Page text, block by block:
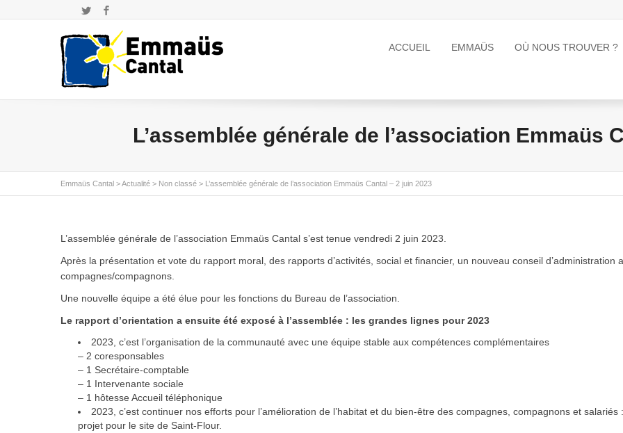
Twitter
ACCUEIL EMMAÜS OÙ NOUS TROUVER ?
L’assemblée générale de l’association Emmaüs
Emmaüs Cantal >Actualité > Non classé > L’assemblée générale de l’association Emmaüs Cantal – 2 juin 2023
L’assemblée générale de l’association Emmaüs Cantal s’est tenue vendredi 2 juin 2023.
Après la présentation et vote du rapport moral, des rapports d’activités, social et financier, un nouveau conseil
compagnes/compagnons.
Une nouvelle équipe a été élue pour les fonctions du Bureau de l’association.
Le rapport d’orientation a ensuite été exposé à l’assemblée : les grandes lignes pour 2023
2023, c’est l’organisation de la communauté avec une équipe stable aux compétences complémentaires
– 2 coresponsables
– 1 Secrétaire-comptable
– 1 Intervenante sociale
– 1 hôtesse Accueil téléphonique
2023, c’est continuer nos efforts pour l’amélioration de l’habitat et du bien-être des compagnes, compagnons et
projet pour le site de Saint-Flour.